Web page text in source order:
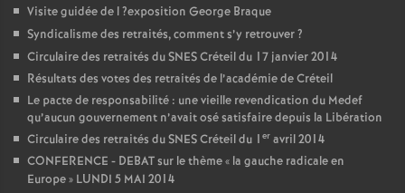
Visite guidée de l?exposition George Braque
Syndicalisme des retraités, comment s’y retrouver?
Circulaire des retraités duSNESCréteil du 17 janvier 2014
Résultats des votes des retraités de l’académie de Créteil
Le pacte de responsabilité : une vieille revendication du Medef
qu’aucun gouvernement n’avait osé satisfaire depuis la Libération
Circulaire des retraités duSNESCréteil du 1 er avril 2014
CONFERENCE - DEBATsur le thème « la gauche radicale en
Europe» LUNDI 5 MAI 2014